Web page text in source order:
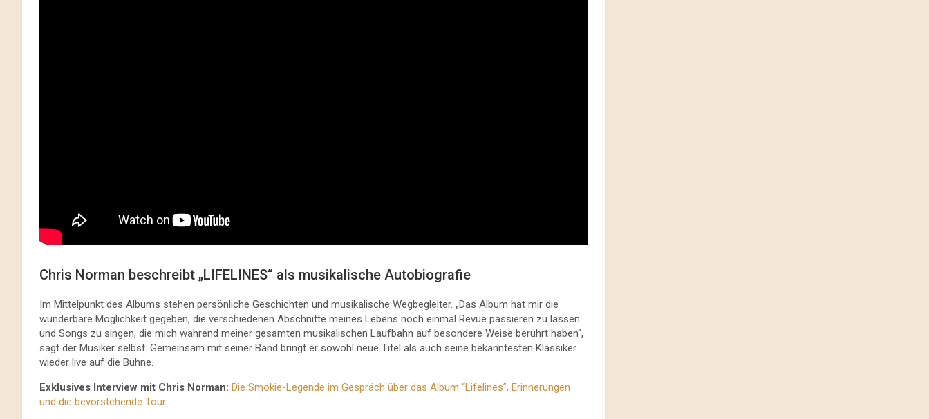
Chris Norman beschreibt „LIFELINES“ als musikalische Autobiografie
Im Mittelpunkt des Albums stehen persönliche Geschichten und musikalische Wegbegleiter. „Das Album hat mir die
wunderbare Möglichkeit gegeben, die verschiedenen Abschnitte meines Lebens noch einmal Revue passieren zu lassen
und Songs zu singen, die mich während meiner gesamten musikalischen Laufbahn auf besondere Weise berührt haben“,
sagt der Musiker selbst. Gemeinsam mit seiner Band bringt er sowohl neue Titel als auch seine bekanntesten Klassiker
wieder live auf die Bühne.
Exklusives Interview mit Chris Norman: Die Smokie-Legende im Gespräch über das Album “Lifelines”, Erinnerungen
und die bevorstehende Tour